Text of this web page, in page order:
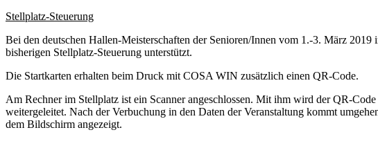
Stellplatz-Steuerung
Bei den deutschen Hallen-Meisterschaften der Senioren/Innen vom 1.-3. März
bisherigen Stellplatz-Steuerung unterstützt.
Die Startkarten erhalten beim Druck mit COSA WIN zusätzlich einen QR-Code.
Am Rechner im Stellplatz ist ein Scanner angeschlossen. Mit ihm wird der QR-
weitergeleitet. Nach der Verbuchung in den Daten der Veranstaltung kommt
dem Bildschirm angezeigt.